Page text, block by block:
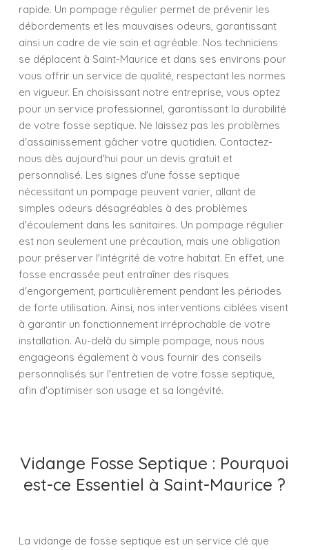
rapide. Un pompage régulier permet de prévenir les
débordements et les mauvaises odeurs, garantissant
ainsi un cadre de vie sain et agréable. Nos techniciens
se déplacent à Saint-Maurice et dans ses environs pour
vous offrir un service de qualité, respectant les normes
en vigueur. En choisissant notre entreprise, vous optez
pour un service professionnel, garantissant la durabilité
de votre fosse septique. Ne laissez pas les problèmes
d'assainissement gâcher votre quotidien. Contactez-
nous dès aujourd'hui pour un devis gratuit et
personnalisé. Les signes d'une fosse septique
nécessitant un pompage peuvent varier, allant de
simples odeurs désagréables à des problèmes
d'écoulement dans les sanitaires. Un pompage régulier
est non seulement une précaution, mais une obligation
pour préserver l'intégrité de votre habitat. En effet, une
fosse encrassée peut entraîner des risques
d'engorgement, particulièrement pendant les périodes
de forte utilisation. Ainsi, nos interventions ciblées visent
à garantir un fonctionnement irréprochable de votre
installation. Au-delà du simple pompage, nous nous
engageons également à vous fournir des conseils
personnalisés sur l'entretien de votre fosse septique,
afin d'optimiser son usage et sa longévité.
Vidange Fosse Septique : Pourquoi
est-ce Essentiel à Saint-Maurice ?
La vidange de fosse septique est un service clé que